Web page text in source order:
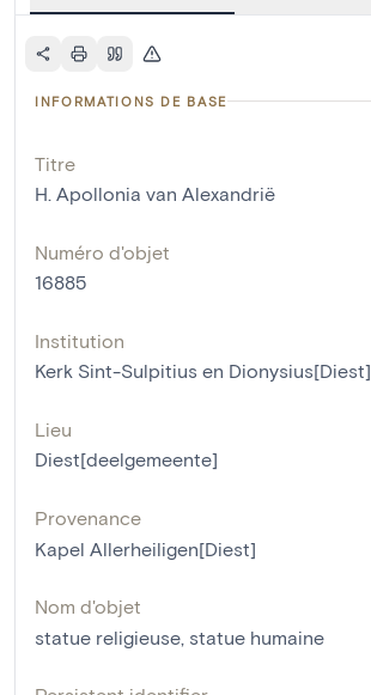
INFORMATIONS DE BASE
Titre
H. Apollonia van Alexandrië
Numéro d'objet
16885
Institution
Kerk Sint-Sulpitius en Dionysius[Diest]
Lieu
Diest[deelgemeente]
Provenance
Kapel Allerheiligen[Diest]
Nom d'objet
statue religieuse statue humaine